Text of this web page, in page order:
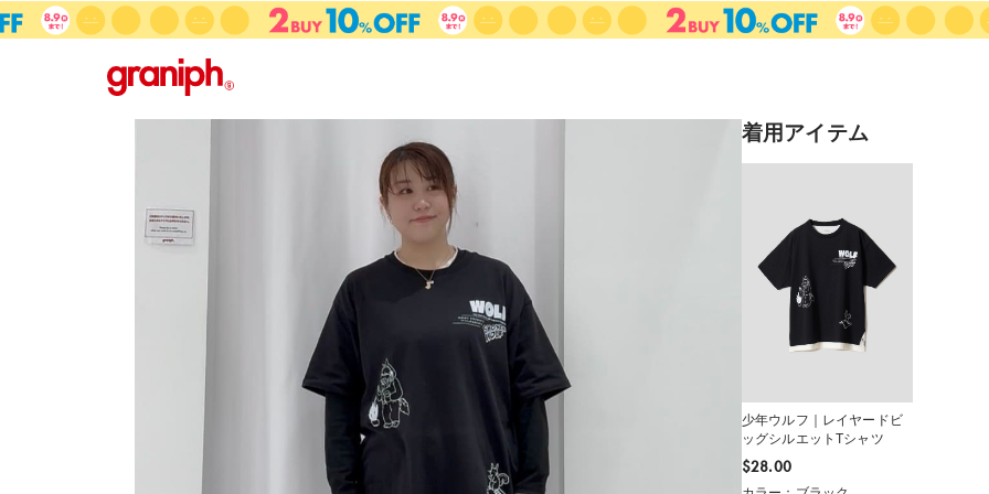
着用アイテム
少年ウルフ｜レイヤードビ
ッグシルエットTシャツ
$‌28.00